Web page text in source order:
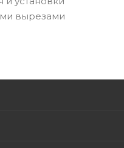
вырезами